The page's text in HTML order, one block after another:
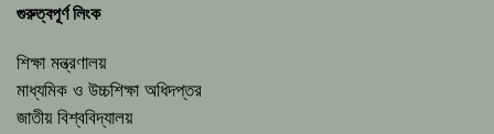
গুরুত্বপূর্ণ লিংক
শিক্ষা মন্ত্রণালয়
মাধ্যমিক ও উচ্চশিক্ষা অধিদপ্তর
জাতীয় বিশ্ববিদ্যালয়